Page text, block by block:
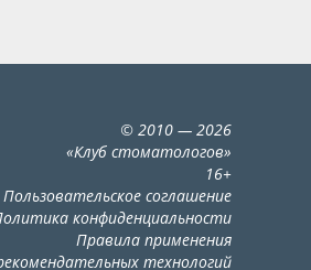
© 2010 — 2026
«Клуб стоматологов»
16+
Пользовательское соглашение
конфиденциальности
Правила применения
технологий